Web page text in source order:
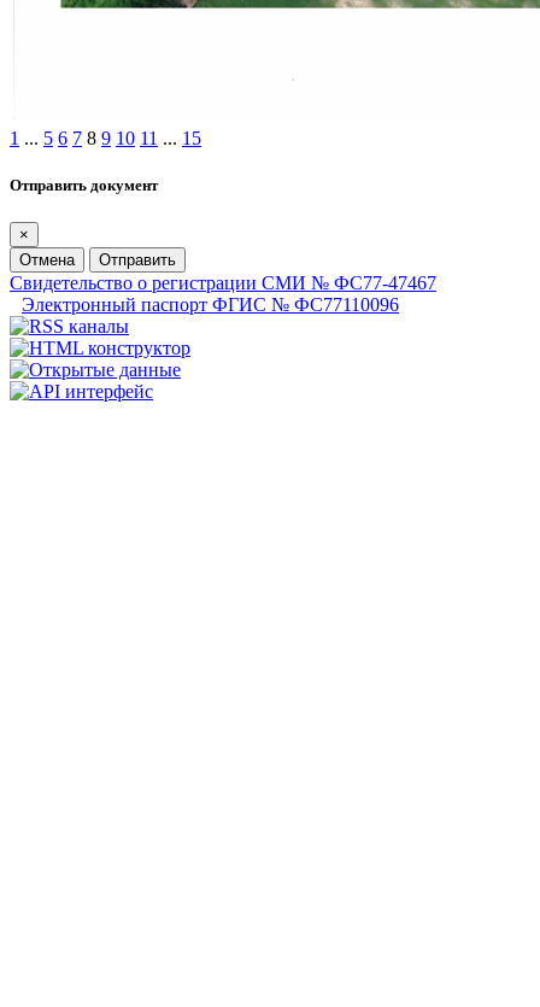
1 ... 5 6 7 8 9 10 11 ... 15
Отправить документ
×
Отмена
Отправить
Свидетельство о регистрации СМИ № ФС77-47467
Электронный паспорт ФГИС № ФС77110096